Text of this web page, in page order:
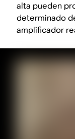
alta pueden
determinado
amplificador